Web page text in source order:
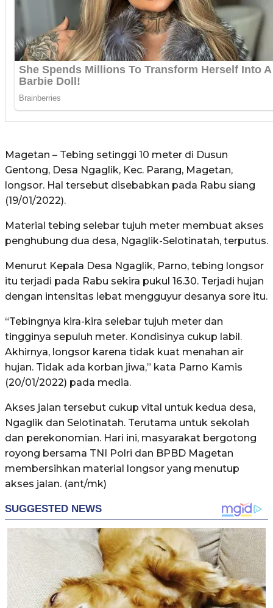
Magetan – Tebing setinggi 10 meter di Dusun
Gentong, Desa Ngaglik, Kec. Parang, Magetan,
longsor. Hal tersebut disebabkan pada Rabu siang
(19/01/2022).
Material tebing selebar tujuh meter membuat akses
penghubung dua desa, Ngaglik-Selotinatah, terputus.
Menurut Kepala Desa Ngaglik, Parno, tebing longsor
itu terjadi pada Rabu sekira pukul 16.30. Terjadi hujan
dengan intensitas lebat mengguyur desanya sore itu.
“Tebingnya kira-kira selebar tujuh meter dan
tingginya sepuluh meter. Kondisinya cukup labil.
Akhirnya, longsor karena tidak kuat menahan air
hujan. Tidak ada korban jiwa,” kata Parno Kamis
(20/01/2022) pada media.
Akses jalan tersebut cukup vital untuk kedua desa,
Ngaglik dan Selotinatah. Terutama untuk sekolah
dan perekonomian. Hari ini, masyarakat bergotong
royong bersama TNI Polri dan BPBD Magetan
membersihkan material longsor yang menutup
akses jalan. (ant/mk)